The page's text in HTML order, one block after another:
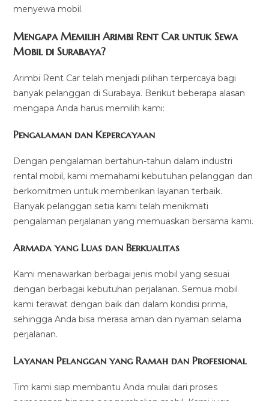
menyewa mobil.
Mengapa Memilih Arimbi Rent Car untuk Sewa
Mobil di Surabaya?
Arimbi Rent Car telah menjadi pilihan terpercaya bagi
banyak pelanggan di Surabaya. Berikut beberapa alasan
mengapa Anda harus memilih kami:
Pengalaman dan Kepercayaan
Dengan pengalaman bertahun-tahun dalam industri
rental mobil, kami memahami kebutuhan pelanggan dan
berkomitmen untuk memberikan layanan terbaik.
Banyak pelanggan setia kami telah menikmati
pengalaman perjalanan yang memuaskan bersama kami.
Armada yang Luas dan Berkualitas
Kami menawarkan berbagai jenis mobil yang sesuai
dengan berbagai kebutuhan perjalanan. Semua mobil
kami terawat dengan baik dan dalam kondisi prima,
sehingga Anda bisa merasa aman dan nyaman selama
perjalanan.
Layanan Pelanggan yang Ramah dan Profesional
Tim kami siap membantu Anda mulai dari proses